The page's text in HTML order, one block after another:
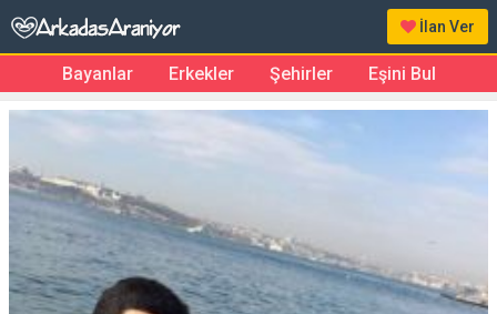
İlan Ver
Bayanlar Erkekler Şehirler Eşini Bul